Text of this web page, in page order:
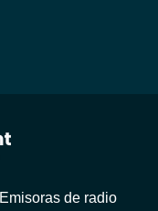
de radio